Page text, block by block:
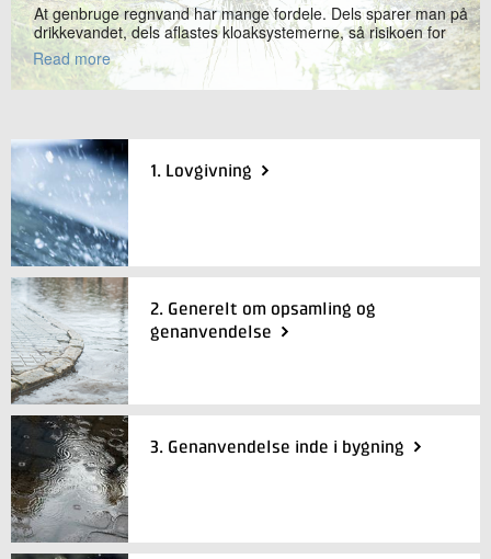
Liza Lindbjerg Andersen
Kommunikationschef
Kommunikation
+45 72 20 29 19
Send e-mail
LinkedIn
Skriv til mig
At genbruge regnvand har mange fordele. Dels sparer man på
drikkevandet, dels aflastes kloaksystemerne, så risikoen for
oversvømmelser reduceres. Samtidig forøges grundvandet, så
fremtidige generationer også har adgang til rent drikkevand. I
tætte byer afledes alt regnvandet til kloakken, men kan
genanvendes i den tætte by.
Read more
1. Lovgivning
2. Generelt om opsamling og
genanvendelse
3. Genanvendelse inde i bygning